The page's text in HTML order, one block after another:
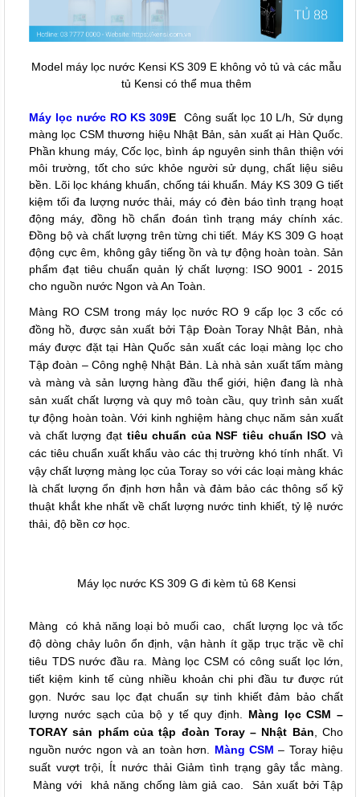
Model máy lọc nước Kensi KS 309 E không vỏ tủ và các mẫu
tủ Kensi có thể mua thêm
Máy lọc nước ROKS 309E
Công suất lọc 10 L/h, Sử dụng
màng lọc CSM thương hiệu Nhật Bản, sản xuất ại Hàn Quốc.
Phần khung máy, Cốc lọc, bình áp nguyên sinh thân thiện với
môi trường, tốt cho sức khỏe người sử dụng, chất liệu siêu
bền. Lõi lọc kháng khuẩn, chống tái khuẩn. Máy KS 309 G tiết
kiệm tối đa lượng nước thải, máy có đèn báo tình trạng hoạt
động máy, đồng hồ chẩn đoán tình trạng máy chính xác.
Đồng bộ và chất lượng trên từng chi tiết. Máy KS 309 G hoạt
động cực êm, không gây tiếng ồn và tự động hoàn toàn. Sản
phẩm đạt tiêu chuẩn quản lý chất lượng: ISO 9001 - 2015
cho nguồn nước Ngon và An Toàn.
Màng RO CSM trong máy lọc nước RO 9 cấp lọc 3 cốc có
đồng hồ, được sản xuất bởi Tập Đoàn Toray Nhật Bản, nhà
máy được đặt tại Hàn Quốc sản xuất các loại màng lọc cho
Tập đoàn – Công nghệ Nhật Bản. Là nhà sản xuất tấm màng
và màng và sản lượng hàng đầu thể giới, hiện đang là nhà
sản xuất chất lượng và quy mô toàn cầu, quy trình sản xuất
tự động hoàn toàn. Với kinh nghiệm hàng chục năm sản xuất
và chất lượng đạt tiêu chuẩn của NSF tiêu chuẩn ISO và
các tiêu chuẩn xuất khẩu vào các thị trường khó tính nhất. Vì
vậy chất lượng màng lọc của Toray so với các loại màng khác
là chất lượng ổn định hơn hẳn và đảm bảo các thông số kỹ
thuật khắt khe nhất về chất lượng nước tinh khiết, tỷ lệ nước
thải, độ bền cơ học.
Máy lọc nước KS 309 G đi kèm tủ 68 Kensi
Màng có khả năng loại bỏ muối cao, chất lượng lọc và tốc
độ dòng chảy luôn ổn định, vận hành ít gặp trục trặc về chỉ
tiêu TDS nước đầu ra. Màng lọc CSM có công suất lọc lớn,
tiết kiệm kinh tế cùng nhiều khoản chi phi đầu tư được rút
gọn. Nước sau lọc đạt chuẩn sự tinh khiết đảm bảo chất
lượng nước sạch của bộ y tế quy định. Màng lọc CSM –
TORAY sản phẩm của tập đoàn Toray – Nhật Bản , Cho
nguồn nước ngon và an toàn hơn. Màng CSM – Toray hiệu
suất vượt trội, Ít nước thải Giảm tình trạng gây tắc màng.
Màng với khả năng chống làm giả cao. Sản xuất bởi Tập